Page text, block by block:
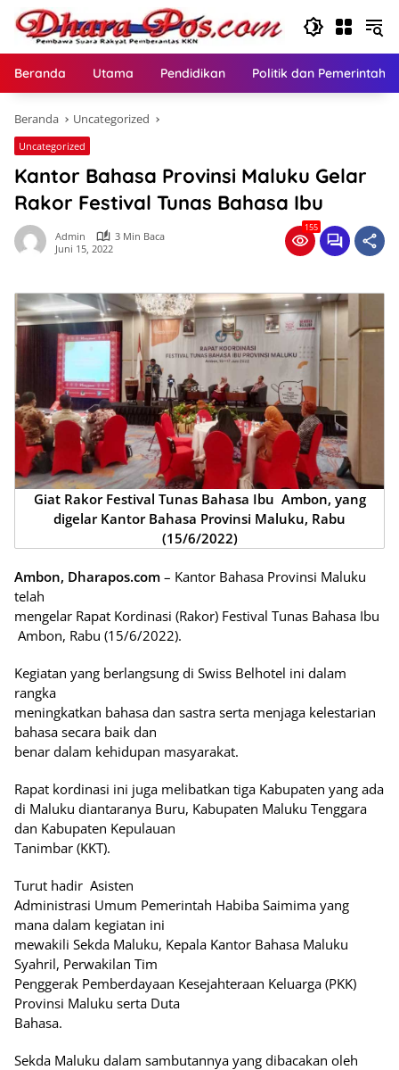
Langsung
konten
Beranda Utama Pendidikan Politik dan
Beranda Uncategorized
Uncategorized
Kantor Bahasa Provinsi Maluku Gelar
Rakor Festival Tunas Bahasa Ibu
Admin
3 Min Baca
Juni 15, 2022
155
Giat Rakor Festival Tunas Bahasa Ibu Ambon, yang
digelar Kantor Bahasa Provinsi Maluku, Rabu
(15/6/2022)
Ambon, Dharapos.com – Kantor Bahasa Provinsi Maluku
telah
mengelar Rapat Kordinasi (Rakor) Festival Tunas Bahasa Ibu
Ambon, Rabu (15/6/2022).
Kegiatan yang berlangsung di Swiss Belhotel ini dalam
rangka
meningkatkan bahasa dan sastra serta menjaga kelestarian
bahasa secara baik dan
benar dalam kehidupan masyarakat.
Rapat kordinasi ini juga melibatkan tiga Kabupaten yang ada
di Maluku diantaranya Buru, Kabupaten Maluku Tenggara
dan Kabupaten Kepulauan
Tanimbar (KKT).
Turut hadir Asisten
Administrasi Umum Pemerintah Habiba Saimima yang
mana dalam kegiatan ini
mewakili Sekda Maluku, Kepala Kantor Bahasa Maluku
Syahril, Perwakilan Tim
Penggerak Pemberdayaan Kesejahteraan Keluarga (PKK)
Provinsi Maluku serta Duta
Bahasa.
Sekda Maluku dalam sambutannya yang dibacakan oleh